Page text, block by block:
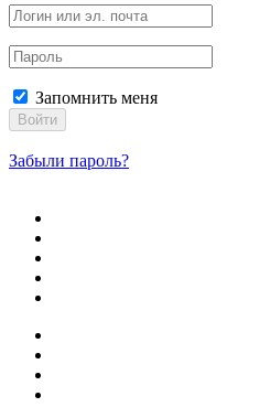
Запомнить меня
Войти
Забыли пароль?